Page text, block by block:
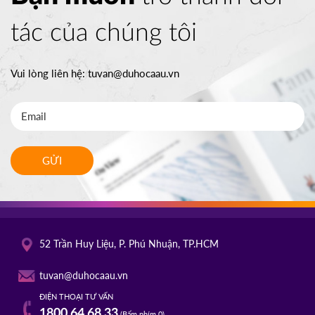
tác của chúng tôi
Vui lòng liên hệ:tuvan@duhocaau.vn
GỬI
52 Trần Huy Liệu, P. Phú Nhuận, TP.HCM
tuvan@duhocaau.vn
ĐIỆN THOẠI TƯ VẤN